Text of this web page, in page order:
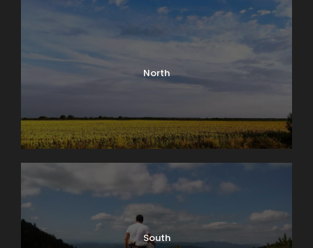
upotpuniti boravak u ovom straktivnom delu grada.
Za više informacija, fotografija i kontakt posetite
zvaničan
sajt(pecamladenovac.com) iFacebook
North
South